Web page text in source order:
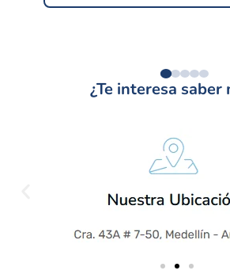
¿Te interesa saber